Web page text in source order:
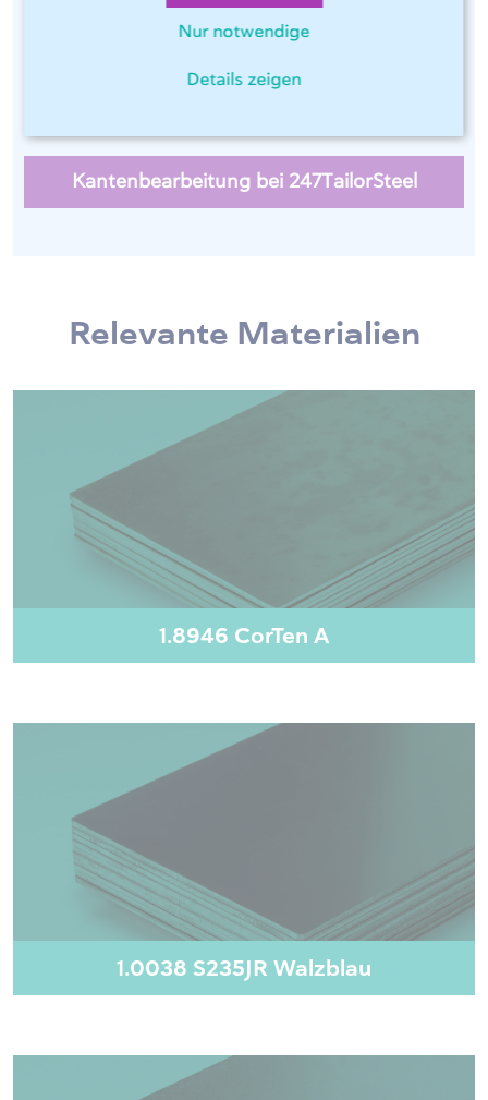
Nur notwendige
Details zeigen
an. Dies ist u.a. für die Lebensmittelindustrie und für zu
beschichtende Materialien unerlässlich. Die
sechs LISSMAC-Maschinen durchgeführt.
Kantenbearbeitung bei 247TailorSteel
Relevante Materialien
1.8946 CorTen A
1.0038 S235JR Walzblau